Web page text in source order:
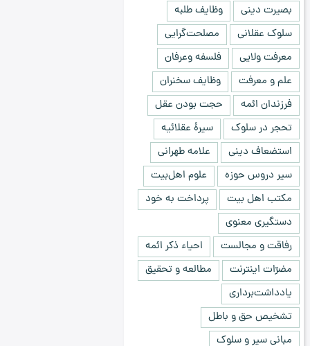
بصیرت دینی
وظایف طلبه
سلوک عقلانی
مصلحت‌گرایی
معرفت ولایی
فلسفه وعرفان
علم و معرفت
وظایف سخنران
فرزندان ائمه
حجت بودن عقل
تحجر در سلوک
سیرۀ عقلائیه
استضعاف دینی
علامه طهرانی
سیر دروس حوزه
علوم اهل‌بیت
مکتب اهل بیت
پرداخت به خود
دستگیری معنوی
رفاقت و مجالست
احیاء ذکر ائمه
مضرّات اینترنت
مطالعه و تحقیق
یادداشت‌برداری
تشخیص حق و باطل
مبانی سیر و سلوک